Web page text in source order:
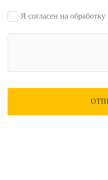
Я согласен на обработку